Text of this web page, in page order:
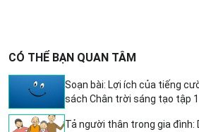
CÓ THỂ BẠN QUAN TÂM
Soạn bài: Lợi ích của tiếng
sách Chân trời sáng tạo tập 1
Tả người thân trong gia đình: